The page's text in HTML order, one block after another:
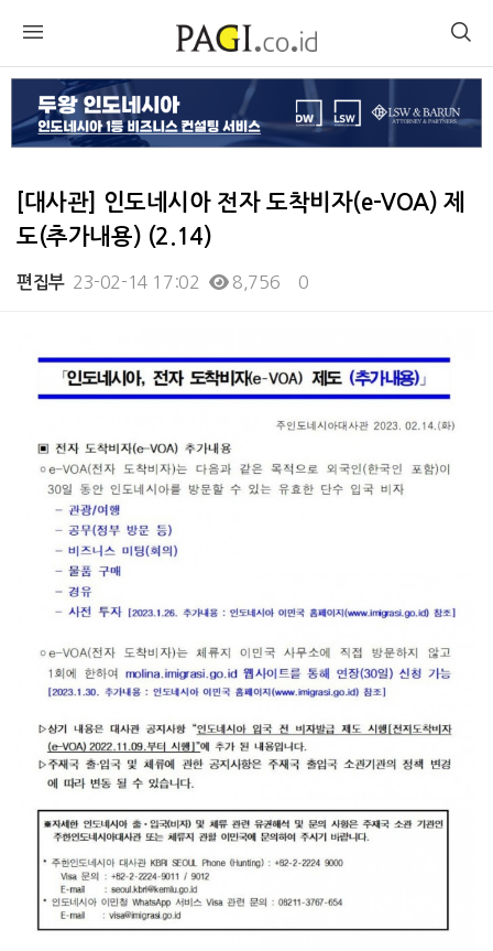
[대사관] 인도네시아 전자 도착비자(e-VOA) 제
도(추가내용) (2.14)
편집부 23-02-14 17:02 8,756 0